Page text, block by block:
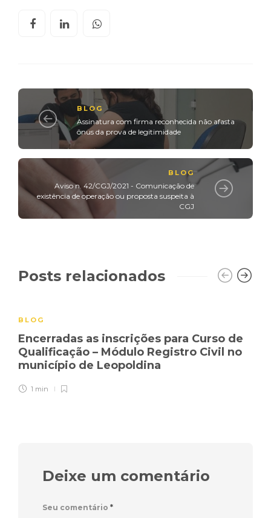
BLOG
Assinatura com firma reconhecida não afasta
ônus da prova de legitimidade
BLOG
Aviso n. 42/CGJ/2021 - Comunicação de
existência de operação ou proposta suspeita à
CGJ
Posts relacionados
BLOG
Encerradas as inscrições para Curso de
Qualificação – Módulo Registro Civil no
município de Leopoldina
1 min
Deixe um comentário
Seu comentário *